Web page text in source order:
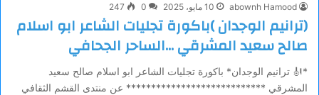
abownh Hamood 10 مايو، 2025 0
247
(ترانيم الوجدان )باكورة تجليات الشاعر ابو اسلام
صالح سعيد المشرقي …الساحر الجحافي
*🎻 ترانيم الوجدان* باكورة تجليات الشاعر ابو اسلام صالح سعيد
المشرقي **************************** عن منتدى القشم الثقافي